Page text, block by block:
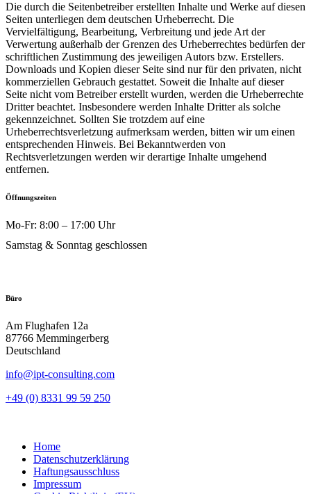
Die durch die Seitenbetreiber erstellten Inhalte und Werke auf diesen
Seiten unterliegen dem deutschen Urheberrecht. Die
Vervielfältigung, Bearbeitung, Verbreitung und jede Art der
Verwertung außerhalb der Grenzen des Urheberrechtes bedürfen der
schriftlichen Zustimmung des jeweiligen Autors bzw. Erstellers.
Downloads und Kopien dieser Seite sind nur für den privaten, nicht
kommerziellen Gebrauch gestattet. Soweit die Inhalte auf dieser
Seite nicht vom Betreiber erstellt wurden, werden die Urheberrechte
Dritter beachtet. Insbesondere werden Inhalte Dritter als solche
gekennzeichnet. Sollten Sie trotzdem auf eine
Urheberrechtsverletzung aufmerksam werden, bitten wir um einen
entsprechenden Hinweis. Bei Bekanntwerden von
Rechtsverletzungen werden wir derartige Inhalte umgehend
entfernen.
Öffnungszeiten
Mo-Fr: 8:00 – 17:00 Uhr
Samstag & Sonntag geschlossen
Büro
Am Flughafen 12a
87766 Memmingerberg
Deutschland
info@ipt-consulting.com
+49 (0) 8331 99 59 250
Home
Datenschutzerklärung
Haftungsausschluss
Impressum